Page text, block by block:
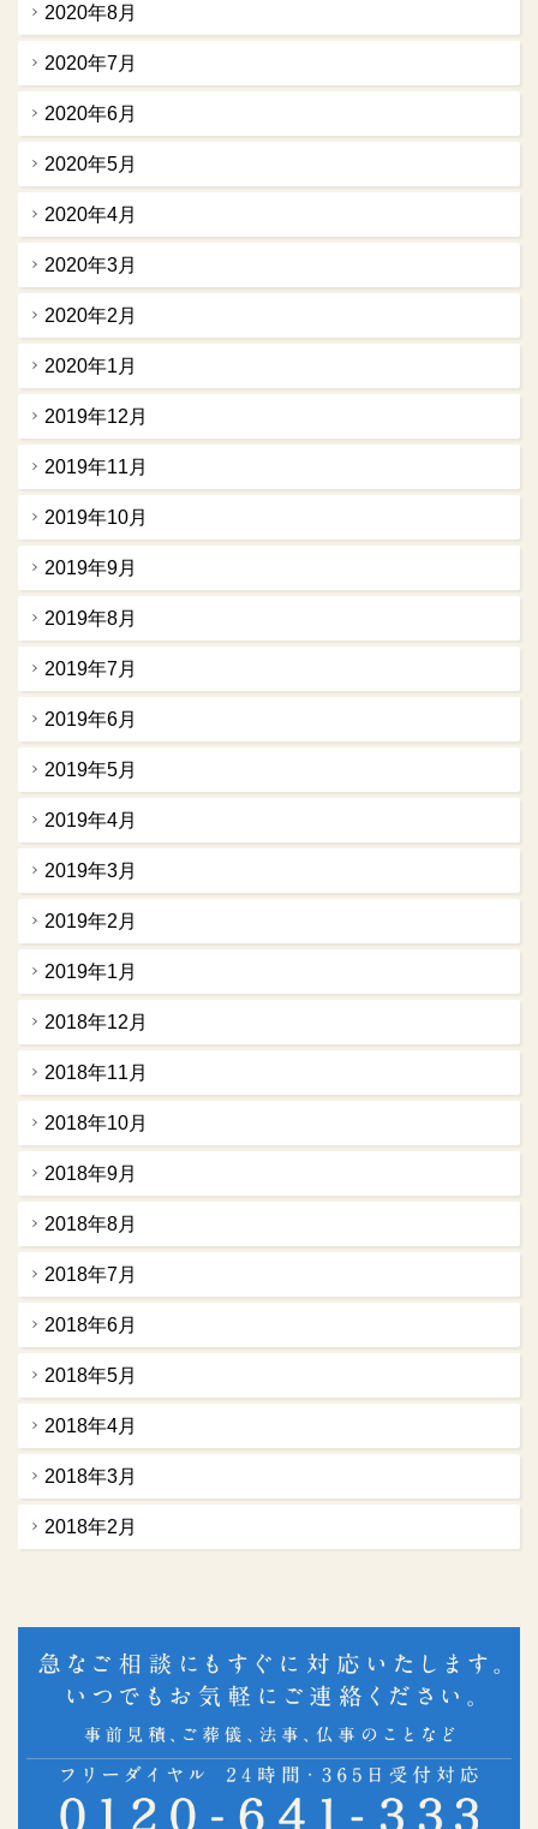
2020年8月
2020年7月
2020年6月
2020年5月
2020年4月
2020年3月
2020年2月
2020年1月
2019年12月
2019年11月
2019年10月
2019年9月
2019年8月
2019年7月
2019年6月
2019年5月
2019年4月
2019年3月
2019年2月
2019年1月
2018年12月
2018年11月
2018年10月
2018年9月
2018年8月
2018年7月
2018年6月
2018年5月
2018年4月
2018年3月
2018年2月